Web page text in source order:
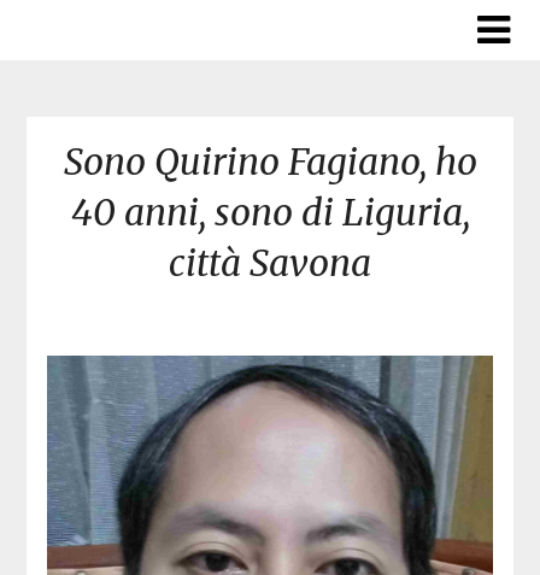
Sono Quirino Fagiano, ho
40 anni, sono di Liguria,
città Savona